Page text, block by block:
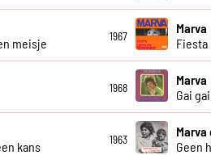
meisje
1967
Marva
Fiesta
1968
Marva
Gai
kans
1963
Geen